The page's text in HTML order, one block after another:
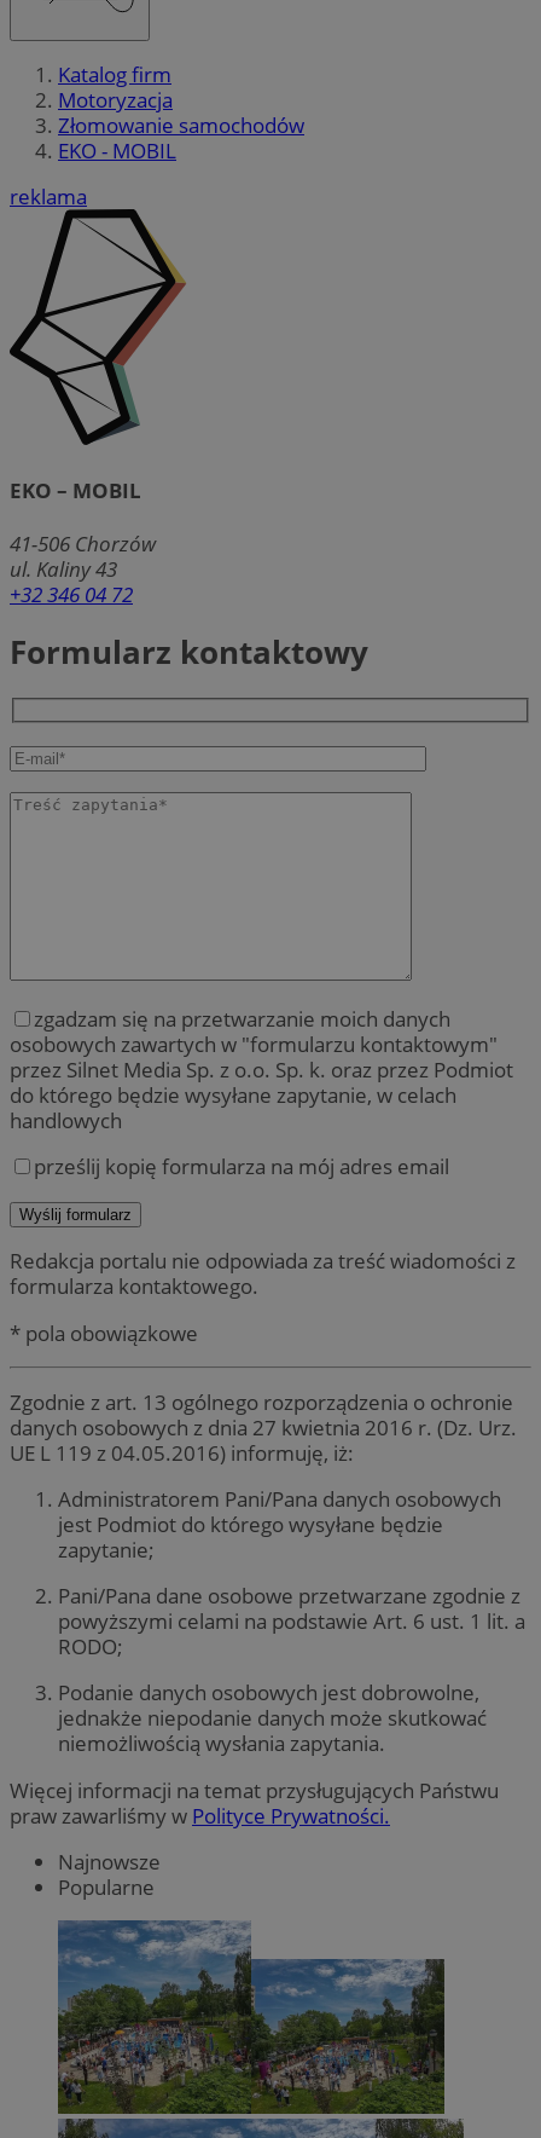
Katalog firm
Motoryzacja
Złomowanie samochodów
EKO - MOBIL
reklama
EKO – MOBIL
41-506 Chorzów
ul. Kaliny 43
+32 346 04 72
Formularz kontaktowy
zgadzam się na przetwarzanie moich danych
osobowych zawartych w "formularzu kontaktowym"
przez Silnet Media Sp. z o.o. Sp. k. oraz przez Podmiot
do którego będzie wysyłane zapytanie, w celach
handlowych
prześlij kopię formularza na mój adres email
Redakcja portalu nie odpowiada za treść wiadomości z
formularza kontaktowego.
* pola obowiązkowe
Zgodnie z art. 13 ogólnego rozporządzenia o ochronie
danych osobowych z dnia 27 kwietnia 2016 r. (Dz. Urz.
UE L 119 z 04.05.2016) informuję, iż:
Administratorem Pani/Pana danych osobowych
jest Podmiot do którego wysyłane będzie
zapytanie;
Pani/Pana dane osobowe przetwarzane zgodnie z
powyższymi celami na podstawie Art. 6 ust. 1 lit. a
RODO;
Podanie danych osobowych jest dobrowolne,
jednakże niepodanie danych może skutkować
niemożliwością wysłania zapytania.
Więcej informacji na temat przysługujących Państwu
praw zawarliśmy w Polityce Prywatności.
Najnowsze
Popularne